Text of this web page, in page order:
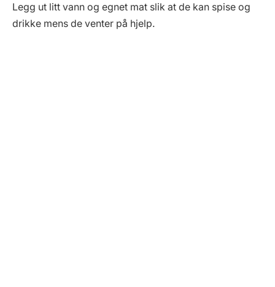
Legg ut litt vann og egnet mat slik at de kan spise og
drikke mens de venter på hjelp.